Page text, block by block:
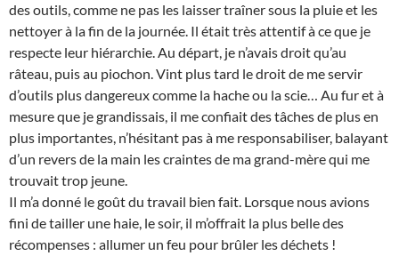
des outils, comme ne pas les laisser traîner sous la pluie et les
nettoyer à la fin de la journée. Il était très attentif à ce que je
respecte leur hiérarchie. Au départ, je n’avais droit qu’au
râteau, puis au piochon. Vint plus tard le droit de me servir
d’outils plus dangereux comme la hache ou la scie… Au fur et à
mesure que je grandissais, il me confiait des tâches de plus en
plus importantes, n’hésitant pas à me responsabiliser, balayant
d’un revers de la main les craintes de ma grand-mère qui me
trouvait trop jeune.
Il m’a donné le goût du travail bien fait. Lorsque nous avions
fini de tailler une haie, le soir, il m’offrait la plus belle des
récompenses : allumer un feu pour brûler les déchets !